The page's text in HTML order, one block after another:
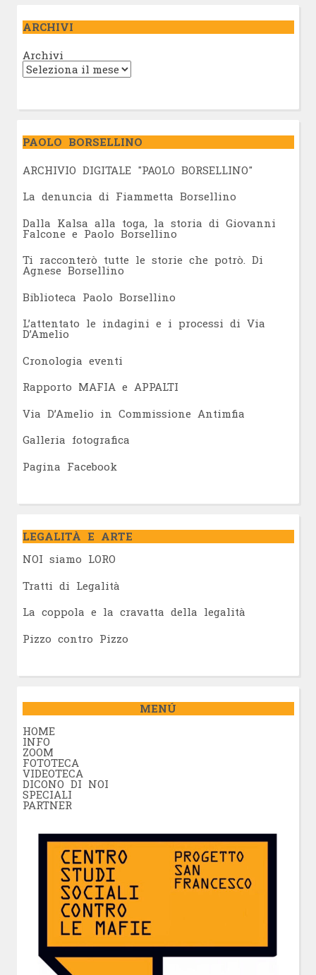
ARCHIVI
Archivi
PAOLO BORSELLINO
ARCHIVIO DIGITALE "PAOLO BORSELLINO"
La denuncia di Fiammetta Borsellino
Dalla Kalsa alla toga, la storia di Giovanni
Falcone e Paolo Borsellino
Ti racconterò tutte le storie che potrò. Di
Agnese Borsellino
Biblioteca Paolo Borsellino
L’attentato le indagini e i processi di Via
D’Amelio
Cronologia eventi
Rapporto MAFIA e APPALTI
Via D’Amelio in Commissione Antimfia
Galleria fotografica
Pagina Facebook
LEGALITÀ E ARTE
NOI siamo LORO
Tratti di Legalità
La coppola e la cravatta della legalità
Pizzo contro Pizzo
MENÚ
HOME
INFO
ZOOM
FOTOTECA
VIDEOTECA
DICONO DI NOI
SPECIALI
PARTNER